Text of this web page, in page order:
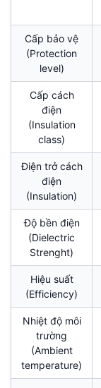
Cấp bảo vệ
(Protection
level)
Cấp cách
điện
(Insulation
class)
Điện trở cách
điện
(Insulation)
Độ bền điện
(Dielectric
Strenght)
Hiệu suất
(Efficiency)
Nhiệt độ môi
trường
(Ambient
temperature)